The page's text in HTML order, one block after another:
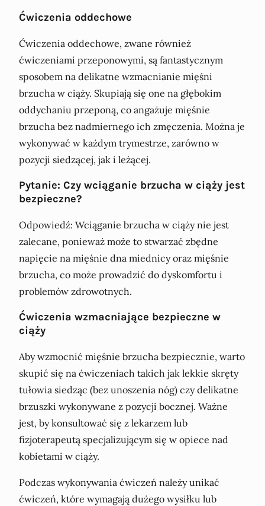
Ćwiczenia oddechowe
Ćwiczenia oddechowe, zwane również
ćwiczeniami przeponowymi, są fantastycznym
sposobem na delikatne wzmacnianie mięśni
brzucha w ciąży. Skupiają się one na głębokim
oddychaniu przeponą, co angażuje mięśnie
brzucha bez nadmiernego ich zmęczenia. Można je
wykonywać w każdym trymestrze, zarówno w
pozycji siedzącej, jak i leżącej.
Pytanie: Czy wciąganie brzucha w ciąży jest
bezpieczne?
Odpowiedź: Wciąganie brzucha w ciąży nie jest
zalecane, ponieważ może to stwarzać zbędne
napięcie na mięśnie dna miednicy oraz mięśnie
brzucha, co może prowadzić do dyskomfortu i
problemów zdrowotnych.
Ćwiczenia wzmacniające bezpieczne w
ciąży
Aby wzmocnić mięśnie brzucha bezpiecznie, warto
skupić się na ćwiczeniach takich jak lekkie skręty
tułowia siedząc (bez unoszenia nóg) czy delikatne
brzuszki wykonywane z pozycji bocznej. Ważne
jest, by konsultować się z lekarzem lub
fizjoterapeutą specjalizującym się w opiece nad
kobietami w ciąży.
Podczas wykonywania ćwiczeń należy unikać
ćwiczeń, które wymagają dużego wysiłku lub